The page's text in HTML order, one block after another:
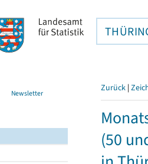
Newsletter Zurück |
(50